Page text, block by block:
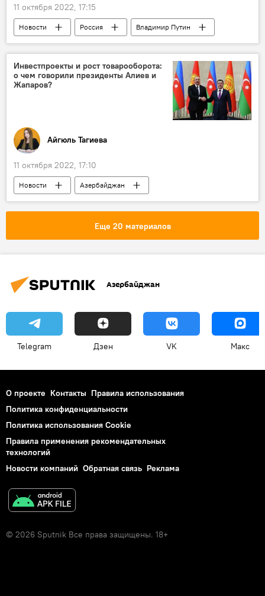
11 октября 2022, 17:15
Новости Россия
Владимир Путин
Владимир Зеленский
Украина
саммит G20
Индонезия
Инвестпроекты и рост товарооборота:
о чем говорили президенты Алиев и
Жапаров?
Айгюль Тагиева
11 октября 2022, 17:10
Новости
Азербайджан
Ильхам Алиев
Кыргызстан
Политика
Еще 20 материалов
Азербайджан
Telegram Дзен VK Макс
О проекте Контакты Правила использования
Политика конфиденциальности
Политика использования Cookie
Правила применения рекомендательных
технологий
Новости компаний Обратная связь Реклама
© 2026 Sputnik Все права защищены. 18+